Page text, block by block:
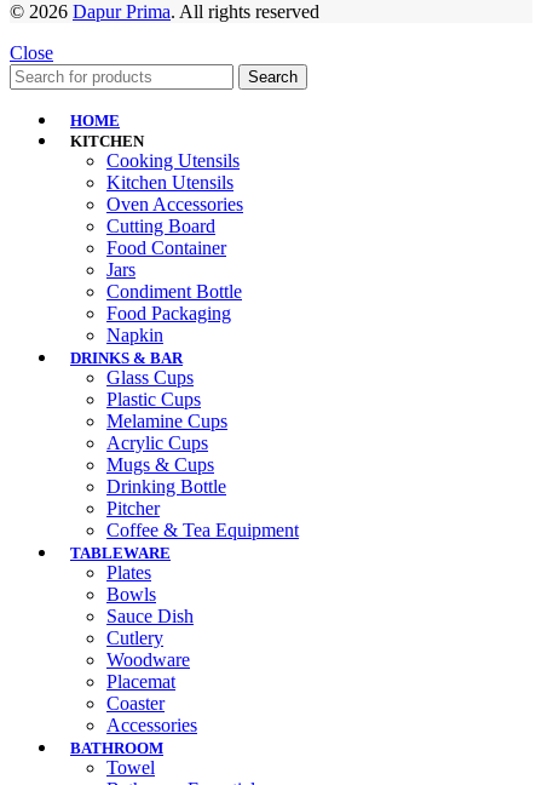
© 2026 Dapur Prima. All rights reserved
Close
Search
HOME
KITCHEN
Cooking Utensils
Kitchen Utensils
Oven Accessories
Cutting Board
Food Container
Jars
Condiment Bottle
Food Packaging
Napkin
DRINKS & BAR
Glass Cups
Plastic Cups
Melamine Cups
Acrylic Cups
Mugs & Cups
Drinking Bottle
Pitcher
Coffee & Tea Equipment
TABLEWARE
Plates
Bowls
Sauce Dish
Cutlery
Woodware
Placemat
Coaster
Accessories
BATHROOM
Towel